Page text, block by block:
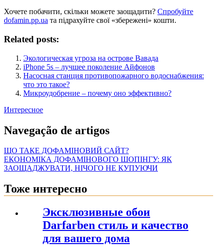
Хочете побачити, скільки можете заощадити? Спробуйте
dofamin.pp.ua та підрахуйте свої «збережені» кошти.
Related posts:
Экологическая угроза на острове Вавада
iPhone 5s – лучшее поколение Айфонов
Насосная станция противопожарного водоснабжения:
что это такое?
Микроудобрение – почему оно эффективно?
Интересное
Navegação de artigos
ЩО ТАКЕ ДОФАМІНОВИЙ САЙТ?
ЕКОНОМІКА ДОФАМІНОВОГО ШОПІНГУ: ЯК
ЗАОЩАДЖУВАТИ, НІЧОГО НЕ КУПУЮЧИ
Тоже интересно
Эксклюзивные обои
Darfarben стиль и качество
для вашего дома